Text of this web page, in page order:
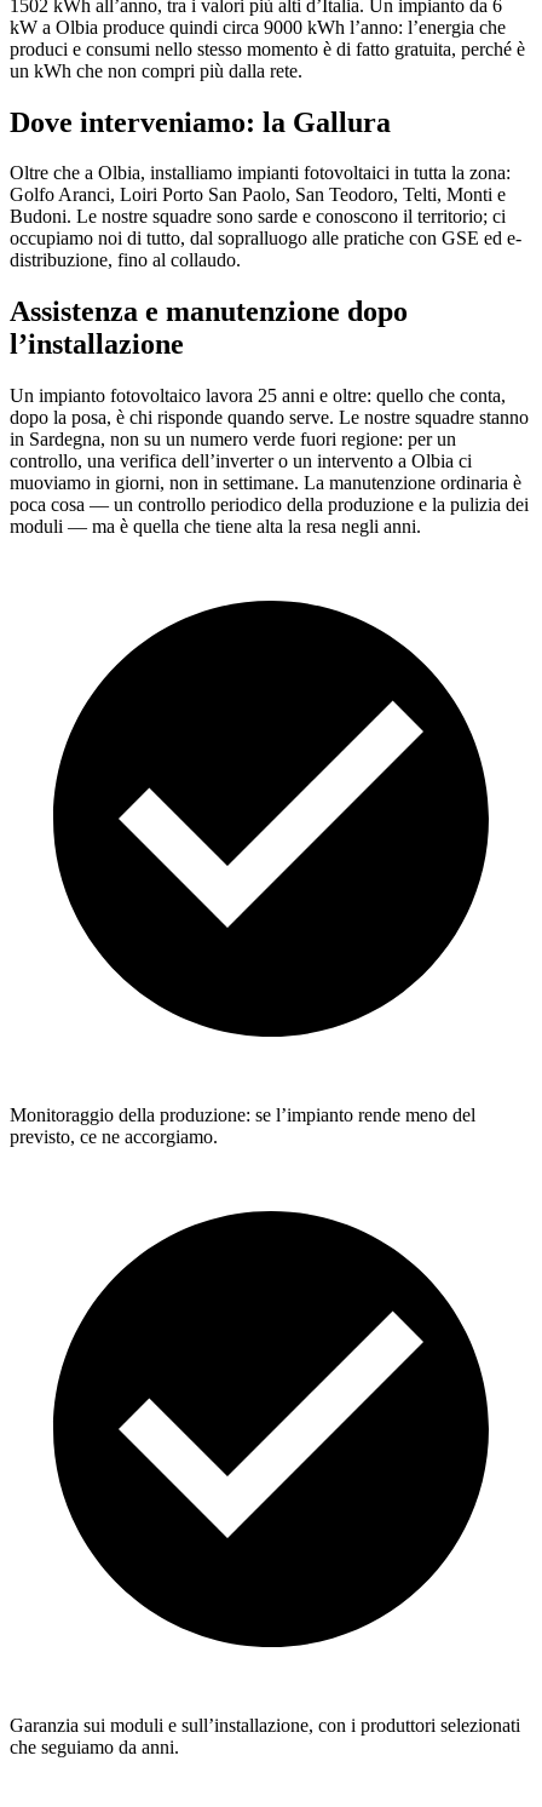
1502 kWh all’anno, tra i valori più alti d’Italia. Un impianto da 6
kW a Olbia produce quindi circa 9000 kWh l’anno: l’energia che
produci e consumi nello stesso momento è di fatto gratuita, perché è
un kWh che non compri più dalla rete.
Dove interveniamo: la Gallura
Oltre che a Olbia, installiamo impianti fotovoltaici in tutta la zona:
Golfo Aranci, Loiri Porto San Paolo, San Teodoro, Telti, Monti e
Budoni. Le nostre squadre sono sarde e conoscono il territorio; ci
occupiamo noi di tutto, dal sopralluogo alle pratiche con GSE ed e-
distribuzione, fino al collaudo.
Assistenza e manutenzione dopo
l’installazione
Un impianto fotovoltaico lavora 25 anni e oltre: quello che conta,
dopo la posa, è chi risponde quando serve. Le nostre squadre stanno
in Sardegna, non su un numero verde fuori regione: per un
controllo, una verifica dell’inverter o un intervento a Olbia ci
muoviamo in giorni, non in settimane. La manutenzione ordinaria è
poca cosa — un controllo periodico della produzione e la pulizia dei
moduli — ma è quella che tiene alta la resa negli anni.
Monitoraggio della produzione: se l’impianto rende meno del
previsto, ce ne accorgiamo.
Garanzia sui moduli e sull’installazione, con i produttori selezionati
che seguiamo da anni.